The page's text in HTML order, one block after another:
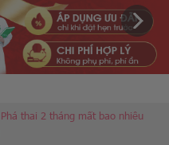
Phá thai 2 tháng mất bao nhiêu